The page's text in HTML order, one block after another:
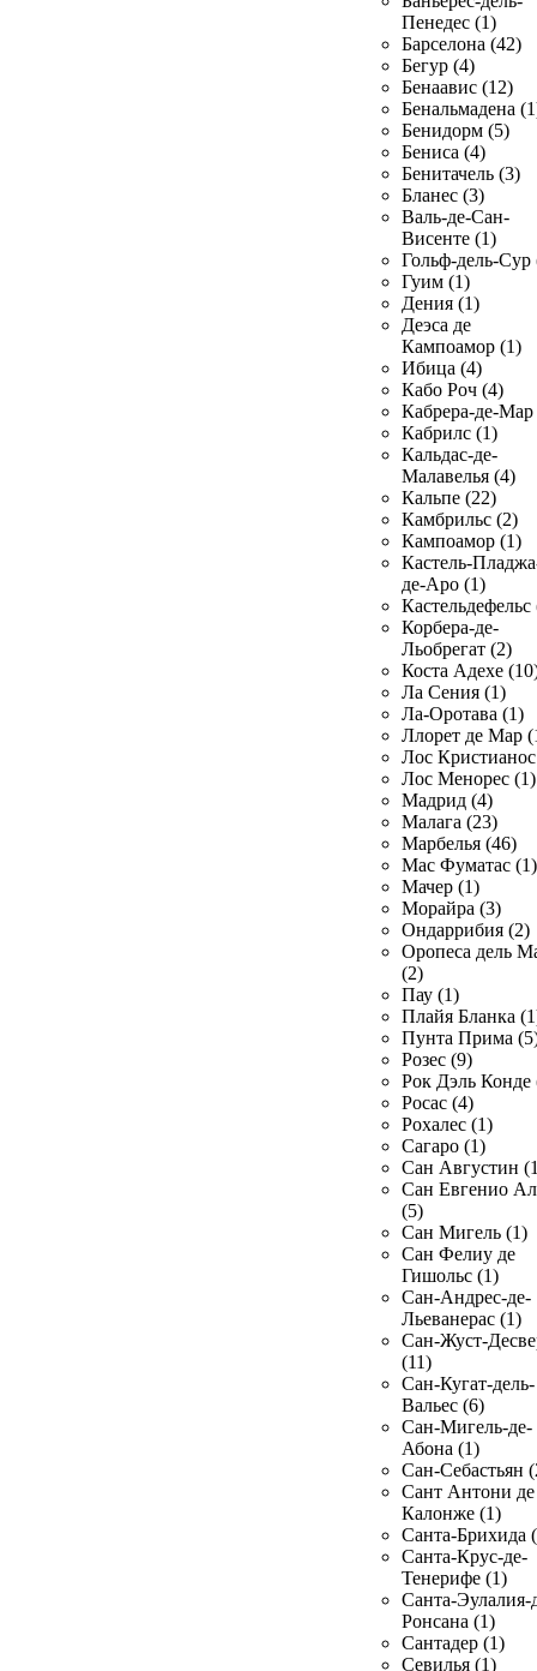
Пенедес (1)
Барселона (42)
Бегур (4)
Бенаавис (12)
Бенальмадена
Бенидорм (5)
Бениса (4)
Бенитачель (3)
Бланес (3)
Валь-де-Сан-
Висенте (1)
Гольф-дель-Сур
Гуим (1)
Дения (1)
Деэса де
Кампоамор (1)
Ибица (4)
Кабо Роч (4)
Кабрера-де-Мар
Кабрилс (1)
Кальдас-де-
Малавелья (4)
Кальпе (22)
Камбрильс (2)
Кампоамор (1)
Кастель-
де-Аро (1)
Кастельдефельс
Корбера-де-
Льобрегат (2)
Коста Адехе
Ла Сения (1)
Ла-Оротава (1)
Ллорет де Мар
Лос
Лос Менорес (1)
Мадрид (4)
Малага (23)
Марбелья (46)
Мас Фуматас (1)
Мачер (1)
Морайра (3)
Ондаррибия (2)
Оропеса дель
(2)
Пау (1)
Плайя Бланка
Пунта Прима
Розес (9)
Рок Дэль Конде
Росас (4)
Рохалес (1)
Сагаро (1)
Сан Августин
Сан Евгенио
(5)
Сан Мигель (1)
Сан Фелиу де
Гишольс (1)
Сан-Андрес-де-
Льеванерас (1)
Сан-Жуст-
(11)
Сан-Кугат-дель-
Вальес (6)
Сан-Мигель-де-
Абона (1)
Сан-Себастьян
Сант Антони де
Калонже (1)
Санта-Брихида
Санта-Крус-де-
Тенерифе (1)
Санта-Эулалия-
Ронсана (1)
Сантадер (1)
Севилья (1)